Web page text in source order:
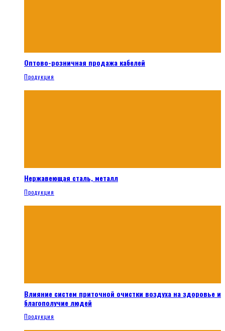
Оптово-розничная продажа кабелей
Продукция
Нержавеющая сталь, металл
Продукция
Влияние систем приточной очистки воздуха на здоровье и
благополучие людей
Продукция